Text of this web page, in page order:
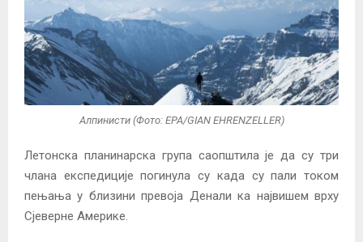
Алпинисти (Фото: EPA/GIAN EHRENZELLER)
Летонска планинарска група саопштила је да су три
члана експедиције погинула су када су пали током
пењања у близини превоја Денали ка највишем врху
Сјеверне Америке.